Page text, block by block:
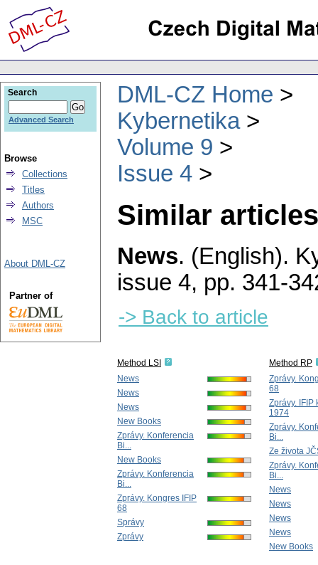
DML-CZ Home
Kybernetika
Volume 9
Issue 4
Similar
News. (English).
issue 4, pp. 341-
-> Back to article
Method LSI
News
News
News
New Books
Zprávy. Konferencia
Bi...
New Books
Zprávy. Konferencia
Bi...
Zprávy. Kongres IFIP
68
Správy
Zprávy
Method RP
Zprávy.
68
Zprávy. IFIP
1974
Zprávy.
Bi...
Ze života
Zprávy.
Bi...
News
News
News
News
New Books
Search
Advanced Search
Browse
Collections
Titles
Authors
MSC
About DML-CZ
Partner of